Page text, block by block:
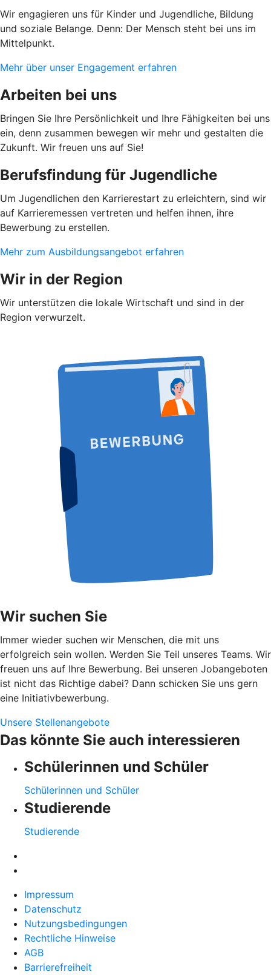
Wir engagieren uns für Kinder und Jugendliche, Bildung
und soziale Belange. Denn: Der Mensch steht bei uns im
Mittelpunkt.
Mehr über unser Engagement erfahren
Arbeiten bei uns
Bringen Sie Ihre Persönlichkeit und Ihre Fähigkeiten bei uns
ein, denn zusammen bewegen wir mehr und gestalten die
Zukunft. Wir freuen uns auf Sie!
Berufsfindung für Jugendliche
Um Jugendlichen den Karrierestart zu erleichtern, sind wir
auf Karrieremessen vertreten und helfen ihnen, ihre
Bewerbung zu erstellen.
Mehr zum Ausbildungsangebot erfahren
Wir in der Region
Wir unterstützen die lokale Wirtschaft und sind in der
Region verwurzelt.
Wir suchen Sie
Immer wieder suchen wir Menschen, die mit uns
erfolgreich sein wollen. Werden Sie Teil unseres Teams. Wir
freuen uns auf Ihre Bewerbung. Bei unseren Jobangeboten
ist nicht das Richtige dabei? Dann schicken Sie uns gern
eine Initiativbewerbung.
Unsere Stellenangebote
Das könnte Sie auch interessieren
Schülerinnen und Schüler
Schülerinnen und Schüler
Studierende
Studierende
Impressum
Datenschutz
Nutzungsbedingungen
Rechtliche Hinweise
AGB
Barrierefreiheit